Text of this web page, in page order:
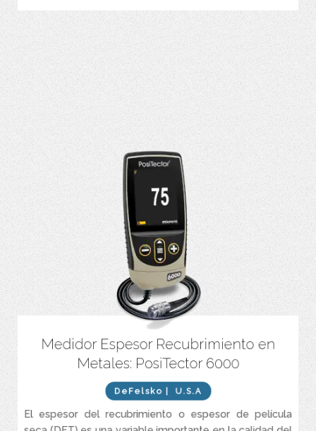
Medidor Espesor Recubrimiento en
Metales: PosiTector 6000
DeFelsko| U.S.A
El espesor del recubrimiento o espesor de película
Los cabezales del PosiTector 6000 tiene diferentes capacidades
aplicados a metales ferrosos (magnéticos), normalmente acero al
Las sondas del modelo «No Ferroso» N pueden medir